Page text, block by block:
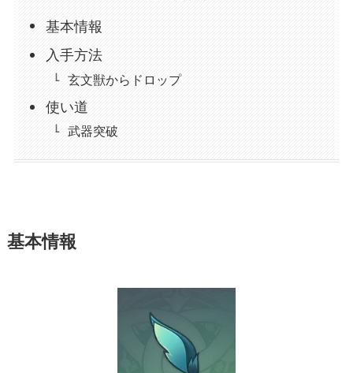
基本情報
入手方法
玄文獣からドロップ
使い道
武器突破
基本情報